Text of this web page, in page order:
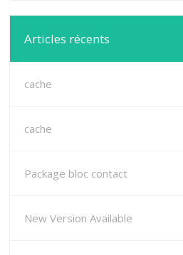
Articles récents
cache
cache
Package bloc contact
New Version Available